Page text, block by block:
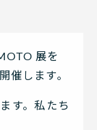
展を
催します。
す。私たち